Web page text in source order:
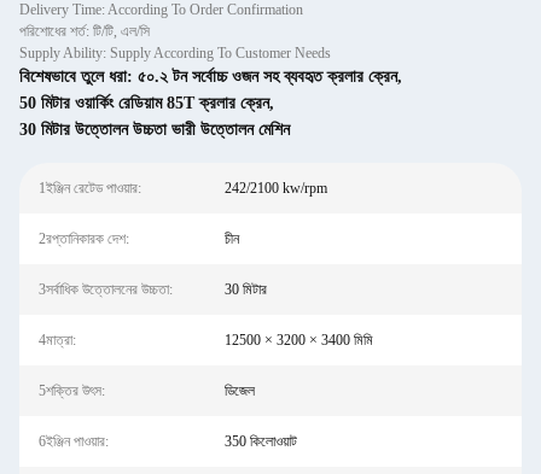
Delivery Time: According To Order Confirmation
পরিশোধের শর্ত: টি/টি, এল/সি
Supply Ability: Supply According To Customer Needs
বিশেষভাবে তুলে ধরা: ৫০.২ টন সর্বোচ্চ ওজন সহ ব্যবহৃত ক্রলার ক্রেন,
50 মিটার ওয়ার্কিং রেডিয়াম 85T ক্রলার ক্রেন,
30 মিটার উত্তোলন উচ্চতা ভারী উত্তোলন মেশিন
1ইঞ্জিন রেটেড পাওয়ার: 242/2100 kw/rpm
2রপ্তানিকারক দেশ: চীন
3সর্বাধিক উত্তোলনের উচ্চতা: 30 মিটার
4মাত্রা: 12500 × 3200 × 3400 মিমি
5শক্তির উৎস: ডিজেল
6ইঞ্জিন পাওয়ার: 350 কিলোওয়াট